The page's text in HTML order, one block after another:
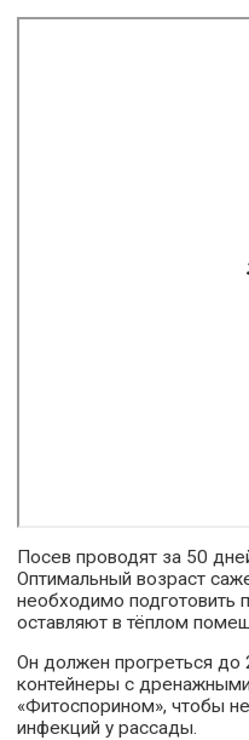
Посев проводят за 50
Оптимальный возраст
необходимо подготовить
оставляют в тёплом
Он должен прогреться до
контейнеры с
«Фитоспорином», чтобы
инфекций у рассады.